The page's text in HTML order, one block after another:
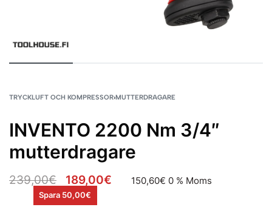
TRYCKLUFT OCH KOMPRESSOR›MUTTERDRAGARE
INVENTO 2200 Nm 3/4″
mutterdragare
239,00€ 189,00€ 150,60€ 0 % Moms
Spara 50,00€